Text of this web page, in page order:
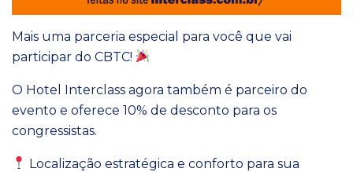
Mais uma parceria especial para você que vai
participar do CBTC!
O Hotel Interclass agora também é parceiro do
evento e oferece 10% de desconto para os
congressistas.
Localização estratégica e conforto para sua